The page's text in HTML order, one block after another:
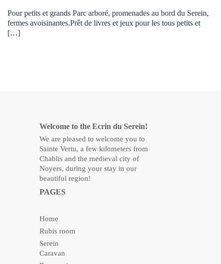
Pour petits et grands Parc arboré, promenades au bord du Serein,
fermes avoisinantes.Prêt de livres et jeux pour les tous petits et
[…]
Welcome to the Ecrin du Serein!
We are pleased to welcome you to
Sainte Vertu, a few kilometers from
Chablis and the medieval city of
Noyers, during your stay in our
beautiful region!
PAGES
Home
Rubis room
Serein
Caravan